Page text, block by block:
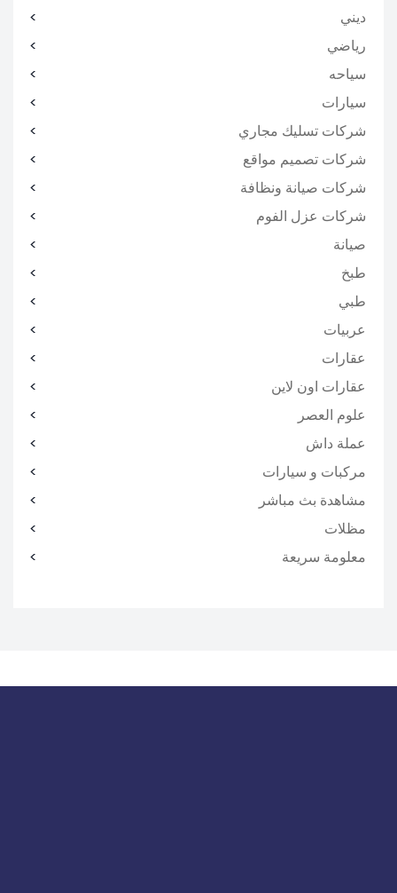
ديني
رياضي
سياحه
سيارات
شركات تسليك مجاري
شركات تصميم مواقع
شركات صيانة ونظافة
شركات عزل الفوم
صيانة
طبخ
طبي
عربيات
عقارات
عقارات اون لاين
علوم العصر
عملة داش
مركبات و سيارات
مشاهدة بث مباشر
مظلات
معلومة سريعة